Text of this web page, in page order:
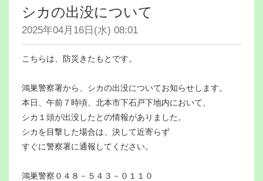
シカの出没について
2025年04月16日(水) 08:01
こちらは、防災きたもとです。
鴻巣警察署から、シカの出没についてお知らせします。
本日、午前７時頃、北本市下石戸下地内において、
シカ１頭が出没したとの情報がありました。
シカを目撃した場合は、決して近寄らず
すぐに警察署に通報してください。
鴻巣警察０４８－５４３－０１１０